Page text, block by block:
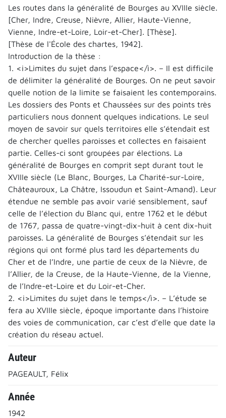
Les routes dans la généralité de Bourges au XVIIIe siècle.
[Cher, Indre, Creuse, Nièvre, Allier, Haute-Vienne,
Vienne, Indre-et-Loire, Loir-et-Cher]. [Thèse].
[Thèse de l'École des chartes, 1942].
Introduction de la thèse :
1. <i>Limites du sujet dans l’espace</i>. – Il est difficile
de délimiter la généralité de Bourges. On ne peut savoir
quelle notion de la limite se faisaient les contemporains.
Les dossiers des Ponts et Chaussées sur des points très
particuliers nous donnent quelques indications. Le seul
moyen de savoir sur quels territoires elle s’étendait est
de chercher quelles paroisses et collectes en faisaient
partie. Celles-ci sont groupées par élections. La
généralité de Bourges en comprit sept durant tout le
XVIIIe siècle (Le Blanc, Bourges, La Charité-sur-Loire,
Châteauroux, La Châtre, Issoudun et Saint-Amand). Leur
étendue ne semble pas avoir varié sensiblement, sauf
celle de l’élection du Blanc qui, entre 1762 et le début
de 1767, passa de quatre-vingt-dix-huit à cent dix-huit
paroisses. La généralité de Bourges s’étendait sur les
régions qui ont formé plus tard les départements du
Cher et de l’Indre, une partie de ceux de la Nièvre, de
l’Allier, de la Creuse, de la Haute-Vienne, de la Vienne,
de l’Indre-et-Loire et du Loir-et-Cher.
2. <i>Limites du sujet dans le temps</i>. – L’étude se
fera au XVIIIe siècle, époque importante dans l’histoire
des voies de communication, car c’est d’elle que date la
création du réseau actuel.
Auteur
PAGEAULT, Félix
Année
1942